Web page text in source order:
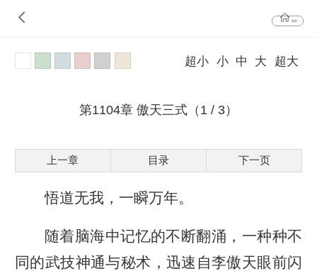
首页
超小 小 中 大 超大
第1104章 傲天三式（1 / 3）
上一章 目录 下一页
悟道无我，一瞬万年。
随着脑海中记忆的不断翻涌，一种种不
同的武技神通与秘术，迅速自李傲天眼前闪